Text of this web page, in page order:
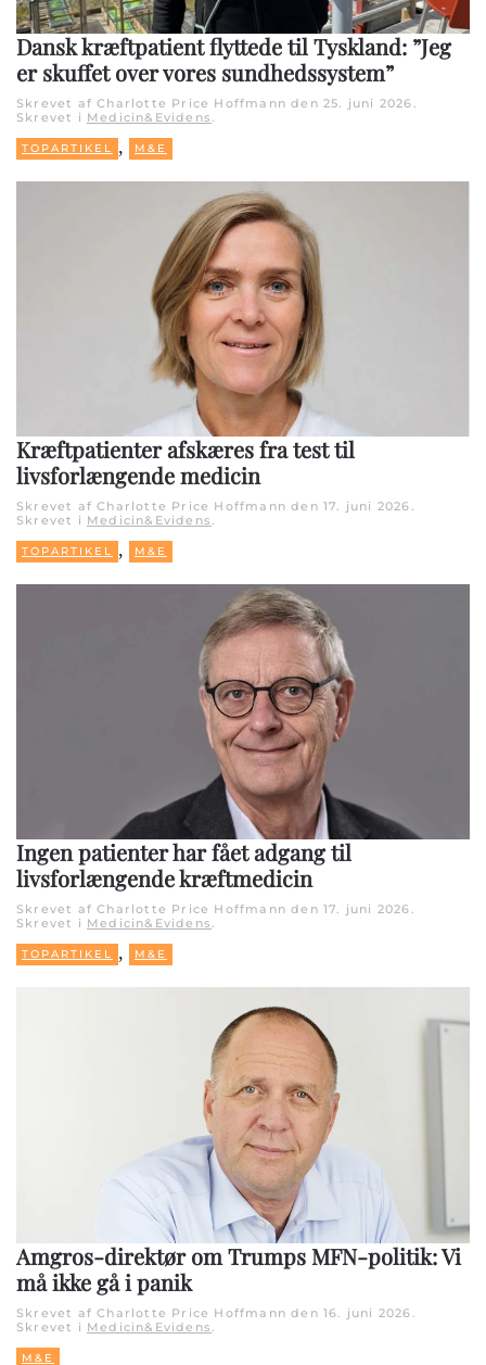
Dansk kræftpatient flyttede til Tyskland: ”Jeg
er skuffet over vores sundhedssystem”
Skrevet af Charlotte Price Hoffmann den 25. juni 2026.
Skrevet i Medicin&Evidens.
TOPARTIKEL , M&E
Kræftpatienter afskæres fra test til
livsforlængende medicin
Skrevet af Charlotte Price Hoffmann den 17. juni 2026.
Skrevet i Medicin&Evidens.
TOPARTIKEL , M&E
Ingen patienter har fået adgang til
livsforlængende kræftmedicin
Skrevet af Charlotte Price Hoffmann den 17. juni 2026.
Skrevet i Medicin&Evidens.
TOPARTIKEL , M&E
Amgros-direktør om Trumps MFN-politik: Vi
må ikke gå i panik
Skrevet af Charlotte Price Hoffmann den 16. juni 2026
Skrevet i Medicin&Evidens
M&E